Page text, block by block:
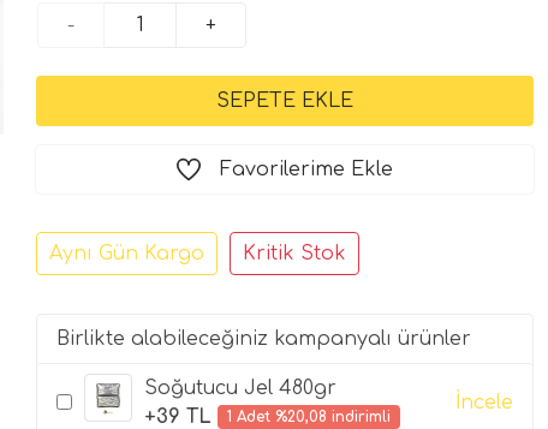
- +
Favorilerime Ekle
Aynı Gün Kargo Kritik Stok
Birlikte alabileceğiniz kampanyalı ürünler
Soğutucu Jel 480gr
+39 TL
1 Adet %20,08 indirimli
İncele